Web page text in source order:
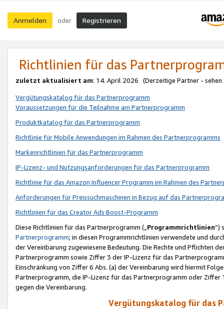
Anmelden oder Registrieren
Richtlinien für das
zuletzt aktualisiert am: 14. April 2026 (Derzeitige Partner - sehen
Vergütungskatalog für das Partnerprogramm
Voraussetzungen für die Teilnahme am Partnerprogramm
Produktkatalog für das Partnerprogramm
Richtlinie für Mobile Anwendungen im Rahmen des Partnerprogramms
Markenrichtlinien für das Partnerprogramm
IP-Lizenz- und Nutzungsanforderungen für das Partnerprogramm
Richtlinie für das Amazon Influencer Programm im Rahmen des
Anforderungen für Preissuchmaschinen in Bezug auf das
Richtlinien für das Creator Ads Boost-Programm
Diese Richtlinien für das Partnerprogramm („Programmrichtlinien“)
Partnerprogramm; in diesen Programmrichtlinien verwendete und
der Vereinbarung zugewiesene Bedeutung. Die Rechte und Pflichten
Partnerprogramm sowie Ziffer 3 der IP-Lizenz für das
Einschränkung von Ziffer 6 Abs. (a) der Vereinbarung wird hiermit
Partnerprogramm, die IP-Lizenz für das Partnerprogramm oder
gegen die Vereinbarung.
Vergütungskatalog für das